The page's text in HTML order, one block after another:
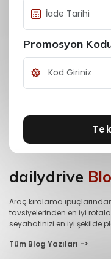
Promosyon
dailydrive
Araç kiralama
tavsiyelerinden en iyi
seyahatinizi en iyi şekilde
Tüm Blog Yazıları ->